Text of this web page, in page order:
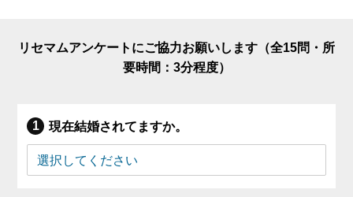
リセマムアンケートにご協力お願いします（全15問・所
要時間：3分程度）
現在結婚されてますか。